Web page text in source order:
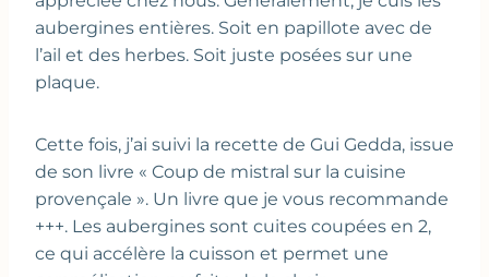
aubergines entières. Soit en papillote avec de
l’ail et des herbes. Soit juste posées sur une
plaque.
Cette fois, j’ai suivi la recette de Gui Gedda, issue
de son livre « Coup de mistral sur la cuisine
provençale ». Un livre que je vous recommande
+++. Les aubergines sont cuites coupées en 2,
ce qui accélère la cuisson et permet une